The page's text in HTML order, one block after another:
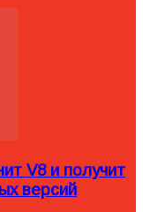
V8 и получит
версий